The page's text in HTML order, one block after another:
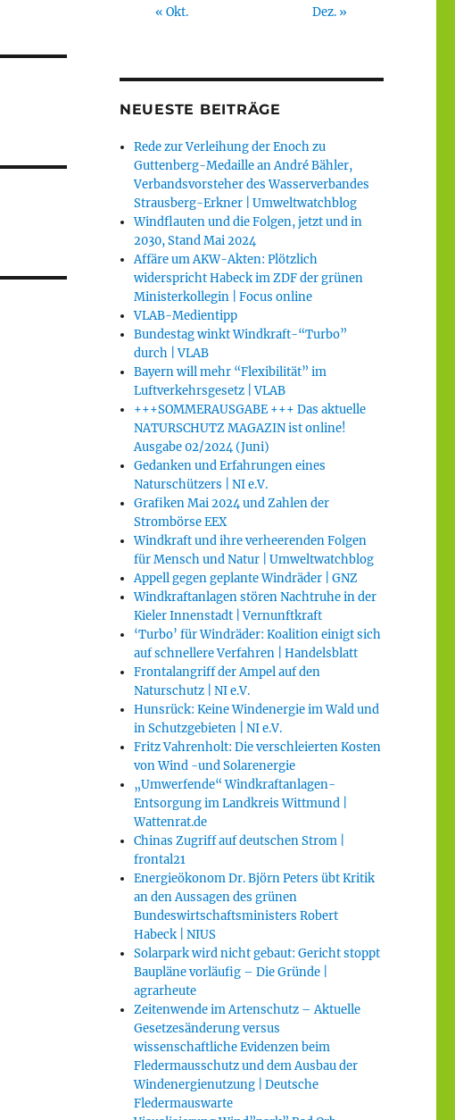
« Okt. Dez. »
NEUESTE BEITRÄGE
Rede zur Verleihung der Enoch zu
Guttenberg-Medaille an André Bähler,
Verbandsvorsteher des Wasserverbandes
Strausberg-Erkner | Umweltwatchblog
Windflauten und die Folgen, jetzt und in
2030, Stand Mai 2024
Affäre um AKW-Akten: Plötzlich
widerspricht Habeck im ZDF der grünen
Ministerkollegin | Focus online
VLAB-Medientipp
Bundestag winkt Windkraft-“Turbo”
durch | VLAB
Bayern will mehr “Flexibilität” im
Luftverkehrsgesetz | VLAB
+++SOMMERAUSGABE +++ Das aktuelle
NATURSCHUTZ MAGAZIN ist online!
Ausgabe 02/2024 (Juni)
Gedanken und Erfahrungen eines
Naturschützers | NI e.V.
Grafiken Mai 2024 und Zahlen der
Strombörse EEX
Windkraft und ihre verheerenden Folgen
für Mensch und Natur | Umweltwatchblog
Appell gegen geplante Windräder | GNZ
Windkraftanlagen stören Nachtruhe in der
Kieler Innenstadt | Vernunftkraft
‘Turbo’ für Windräder: Koalition einigt sich
auf schnellere Verfahren | Handelsblatt
Frontalangriff der Ampel auf den
Naturschutz | NI e.V.
Hunsrück: Keine Windenergie im Wald und
in Schutzgebieten | NI e.V.
Fritz Vahrenholt: Die verschleierten Kosten
von Wind -und Solarenergie
„Umwerfende“ Windkraftanlagen-
Entsorgung im Landkreis Wittmund |
Wattenrat.de
Chinas Zugriff auf deutschen Strom |
frontal21
Energieökonom Dr. Björn Peters übt Kritik
an den Aussagen des grünen
Bundeswirtschaftsministers Robert
Habeck | NIUS
Solarpark wird nicht gebaut: Gericht stoppt
Baupläne vorläufig – Die Gründe |
agrarheute
Zeitenwende im Artenschutz – Aktuelle
Gesetzesänderung versus
wissenschaftliche Evidenzen beim
Fledermausschutz und dem Ausbau der
Windenergienutzung | Deutsche
Fledermauswarte